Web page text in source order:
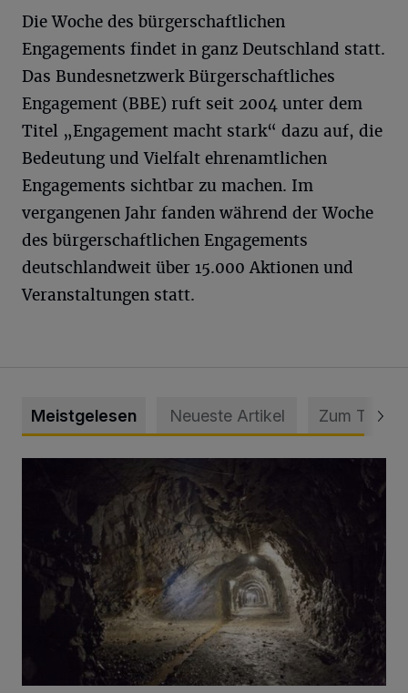
Die Woche des bürgerschaftlichen
Engagements findet in ganz Deutschland statt.
Das Bundesnetzwerk Bürgerschaftliches
Engagement (BBE) ruft seit 2004 unter dem
Titel „Engagement macht stark“ dazu auf, die
Bedeutung und Vielfalt ehrenamtlichen
Engagements sichtbar zu machen. Im
vergangenen Jahr fanden während der Woche
des bürgerschaftlichen Engagements
deutschlandweit über 15.000 Aktionen und
Veranstaltungen statt.
Meistgelesen Neueste Artikel Zum Thema